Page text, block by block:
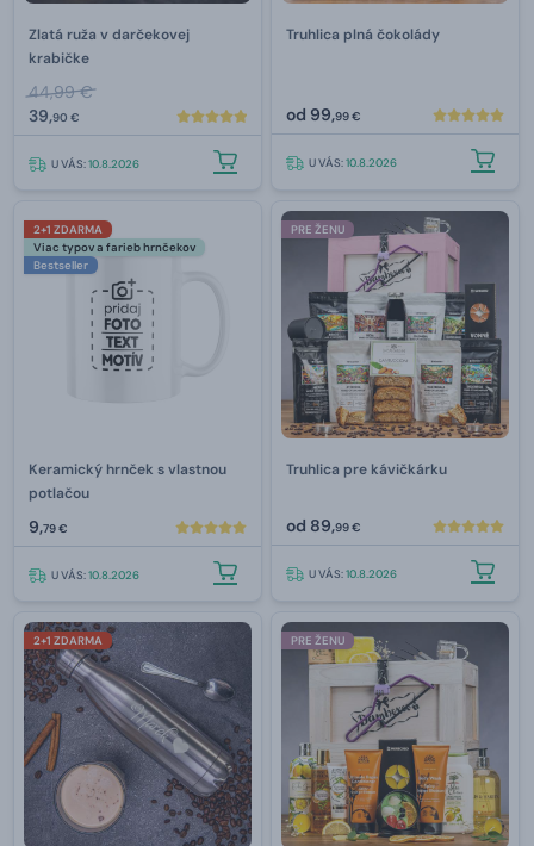
Zlatá ruža v darčekovej
krabičke
44,99 €
39,90 €
U VÁS:10.8.2026
Truhlica plná čokolády
od 99,99 €
U VÁS:10.8.2026
2+1 ZDARMA
Viac typov a farieb hrnčekov
Bestseller
Keramický hrnček s vlastnou
potlačou
9,79 €
U VÁS:10.8.2026
PRE ŽENU
Truhlica pre kávičkárku
od 89,99 €
U VÁS:10.8.2026
2+1 ZDARMA PRE ŽENU